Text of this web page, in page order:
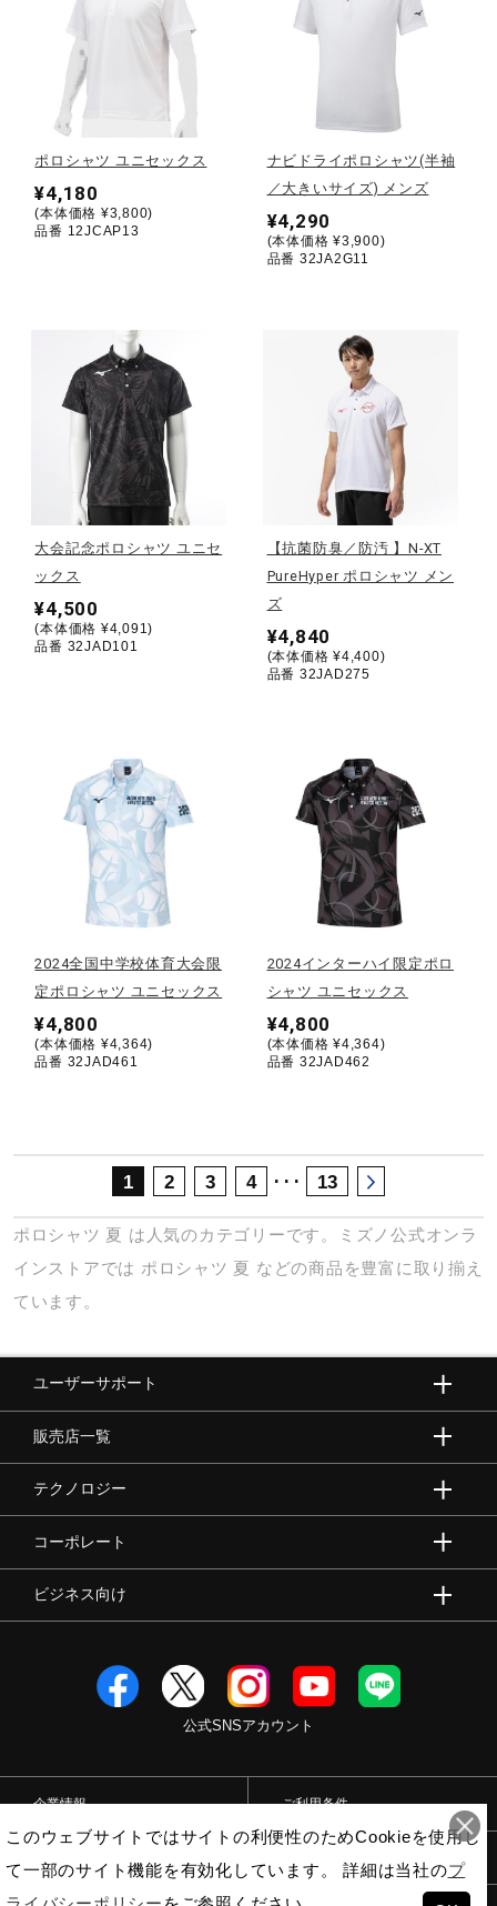
ライフスタイルグッズ
寝具／ミズノスリープ
サポーター
健康／エクササイズ
ジュニア／キッズ
メディカル
セール
その他
サポート
直営店一覧
ポロシャツ ユニセックス
¥4,180
(本体価格 ¥3,800)
品番 12JCAP13
ナビドライポロシャツ(半袖
／大きいサイズ) メンズ
¥4,290
(本体価格 ¥3,900)
品番 32JA2G11
大会記念ポロシャツ ユニセ
ックス
¥4,500
(本体価格 ¥4,091)
品番 32JAD101
【抗菌防臭／防汚 】N-XT
PureHyper ポロシャツ メン
ズ
¥4,840
(本体価格 ¥4,400)
品番 32JAD275
2024全国中学校体育大会限
定ポロシャツ ユニセックス
¥4,800
(本体価格 ¥4,364)
品番 32JAD461
2024インターハイ限定ポロ
シャツ ユニセックス
¥4,800
(本体価格 ¥4,364)
品番 32JAD462
1 2 3 4 ･･･ 13
ポロシャツ 夏 は人気のカテゴリーです。ミズノ公式オンラ
インストアでは ポロシャツ 夏 などの商品を豊富に取り揃え
ています。
ユーザーサポート
販売店一覧
テクノロジー
コーポレート
ビジネス向け
公式SNSアカウント
企業情報 ご利用条件
このウェブサイトではサイトの利便性のためCookieを使用し
て一部のサイト機能を有効化しています。 詳細は当社のプ